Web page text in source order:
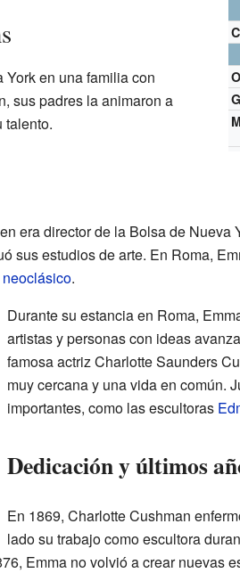
en una familia con
sus padres la animaron a
talento.
era director de la Bolsa de
sus estudios de arte. En Roma,
neoclásico.
Durante su estancia en Roma,
artistas y personas con ideas
famosa actriz Charlotte Saunders
muy cercana y una vida en común.
importantes, como las escultoras
Dedicación y últimos
En 1869, Charlotte Cushman
lado su trabajo como escultora
Emma no volvió a crear nuevas